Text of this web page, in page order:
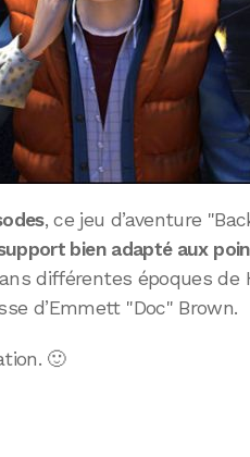
, ce jeu d’aventure
bien adapté aux
différentes époques de
d’Emmett "Doc" Brown.
🙂